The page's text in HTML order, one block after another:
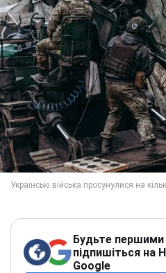
Будьте першими
підпишіться на
Google